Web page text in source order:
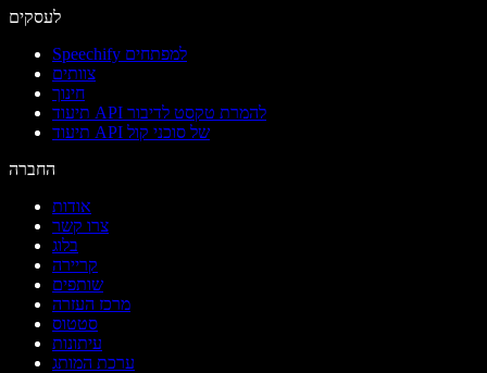
לעסקים
Speechify למפתחים
צוותים
חינוך
תיעוד API להמרת טקסט לדיבור
תיעוד API של סוכני קול
החברה
אודות
צרו קשר
בלוג
קריירה
שותפים
מרכז העזרה
סטטוס
עיתונות
ערכת המותג